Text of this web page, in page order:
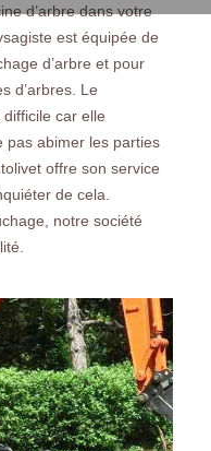
d’arbre dans votre
est équipée de
d’arbre et pour
d’arbres. Le
car elle
pas abimer les parties
offre son service
de cela.
notre société